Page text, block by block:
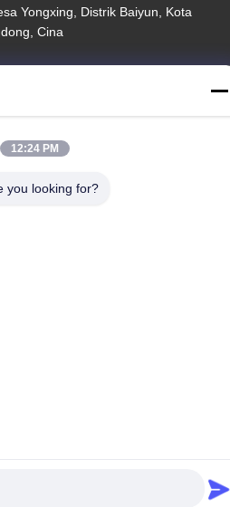
Yongxing, Distrik Baiyun, Kota
Cina
Privasi
Sitemap
12:24 PM
you looking for?